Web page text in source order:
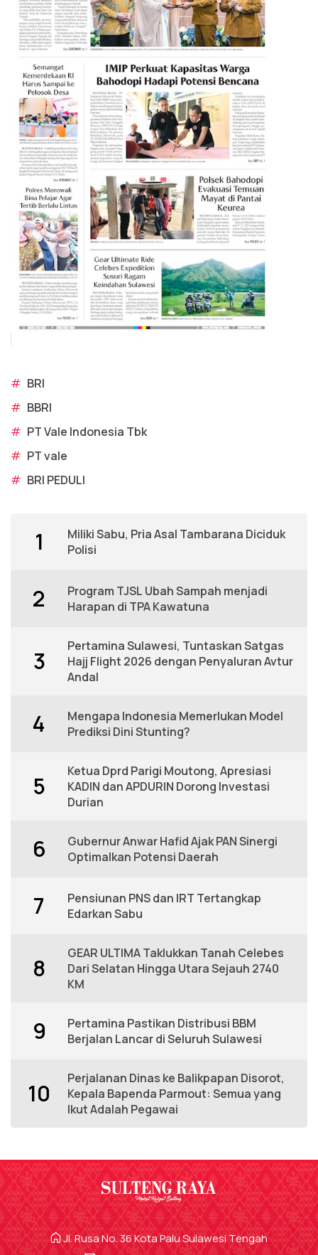
# BRI
# BBRI
# PT Vale Indonesia Tbk
# PT vale
# BRI PEDULI
1
Miliki Sabu, Pria Asal Tambarana Diciduk
Polisi
2
Program TJSL Ubah Sampah menjadi
Harapan di TPA Kawatuna
3
Pertamina Sulawesi, Tuntaskan Satgas
Hajj Flight 2026 dengan Penyaluran Avtur
Andal
4
Mengapa Indonesia Memerlukan Model
Prediksi Dini Stunting?
5
Ketua Dprd Parigi Moutong, Apresiasi
KADIN dan APDURIN Dorong Investasi
Durian
6
Gubernur Anwar Hafid Ajak PAN Sinergi
Optimalkan Potensi Daerah
7
Pensiunan PNS dan IRT Tertangkap
Edarkan Sabu
8
GEAR ULTIMA Taklukkan Tanah Celebes
Dari Selatan Hingga Utara Sejauh 2740
KM
9
Pertamina Pastikan Distribusi BBM
Berjalan Lancar di Seluruh Sulawesi
10
Perjalanan Dinas ke Balikpapan Disorot,
Kepala Bapenda Parmout: Semua yang
Ikut Adalah Pegawai
Jl. Rusa No. 36 Kota Palu Sulawesi Tengah